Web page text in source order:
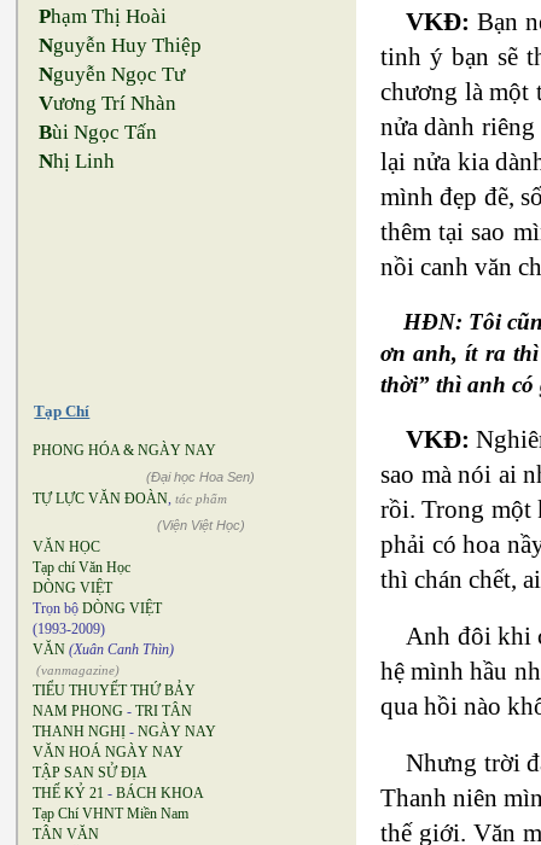
Phạm Thị Hoài
Nguyễn Huy Thiệp
Nguyễn Ngọc Tư
Vương Trí Nhàn
Bùi Ngọc Tấn
Nhị Linh
Tạp Chí
PHONG HÓA & NGÀY NAY
(Đại học Hoa Sen)
TỰ LỰC VĂN ĐOÀN, tác phẩm
(Viện Việt Học)
VĂN HỌC
Tạp chí Văn Học
DÒNG VIỆT
Trọn bộ DÒNG VIỆT
(1993-2009)
VĂN (Xuân Canh Thìn)
(vanmagazine)
TIỂU THUYẾT THỨ BẢY
NAM PHONG - TRI TÂN
THANH NGHỊ - NGÀY NAY
VĂN HOÁ NGÀY NAY
TẬP SAN SỬ ĐỊA
THẾ KỶ 21 - BÁCH KHOA
Tạp Chí VHNT Miền Nam
TÂN VĂN
VKĐ: Bạn
tinh ý bạn sẽ
chương là một
nửa dành
lại nửa kia
mình đẹp đẽ,
thêm tại sao
nồi canh văn
HĐN: Tôi
ơn anh, ít ra thì
thời” thì anh có
VKĐ:
sao mà nói ai
rồi. Trong một
phải có hoa
thì chán chết,
Anh đôi khi
hệ mình hầu
qua hồi nào
Nhưng trời
Thanh niên
thế giới. Văn